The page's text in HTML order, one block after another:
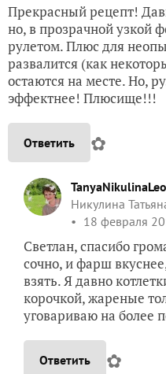
Прекрасный рецепт!
но, в прозрачной узкой
рулетом. Плюс для
развалится (как
остаются на месте. Но,
эффектнее! Плюсище!!!
Ответить ✿
Никулина
18 февраля
Светлан, спасибо
сочно, и фарш
взять. Я давно
корочкой, жареные
уговариваю на более
Ответить ✿